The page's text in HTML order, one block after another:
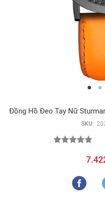
Đồng Hồ Đeo Tay Nữ
SKU: